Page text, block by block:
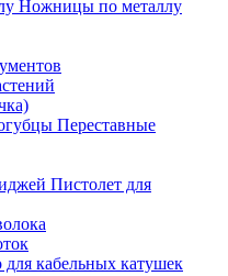
Ножницы по металлу
Переставные
Пистолет для
кабельных катушек